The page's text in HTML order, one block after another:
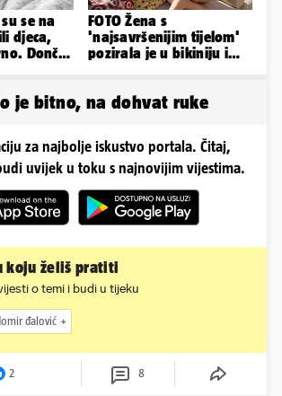
se na
djeca,
Dončić
FOTO Žena s
'najsavršenijim tijelom'
pozirala je u bikiniju i
je bitno, na dohvat ruke
za najbolje iskustvo portala. Čitaj,
uvijek u toku s najnovijim vijestima.
koju želiš pratiti
o temi i budi u tijeku
đalović
2 8